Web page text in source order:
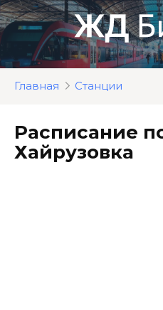
Перейти
к
контенту
Главная Станции
Расписание
Хайрузовка